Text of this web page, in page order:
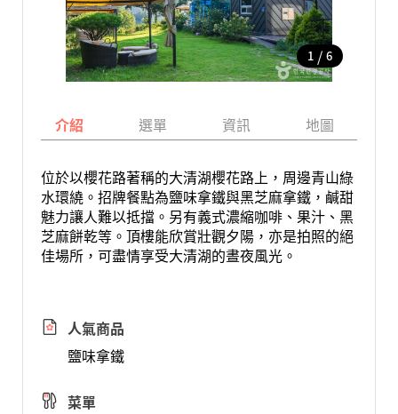
1 / 6
介紹 選單 資訊 地圖
位於以櫻花路著稱的大清湖櫻花路上，周邊青山綠
水環繞。招牌餐點為鹽味拿鐵與黑芝麻拿鐵，鹹甜
魅力讓人難以抵擋。另有義式濃縮咖啡、果汁、黑
芝麻餅乾等。頂樓能欣賞壯觀夕陽，亦是拍照的絕
佳場所，可盡情享受大清湖的晝夜風光。
人氣商品
鹽味拿鐵
菜單